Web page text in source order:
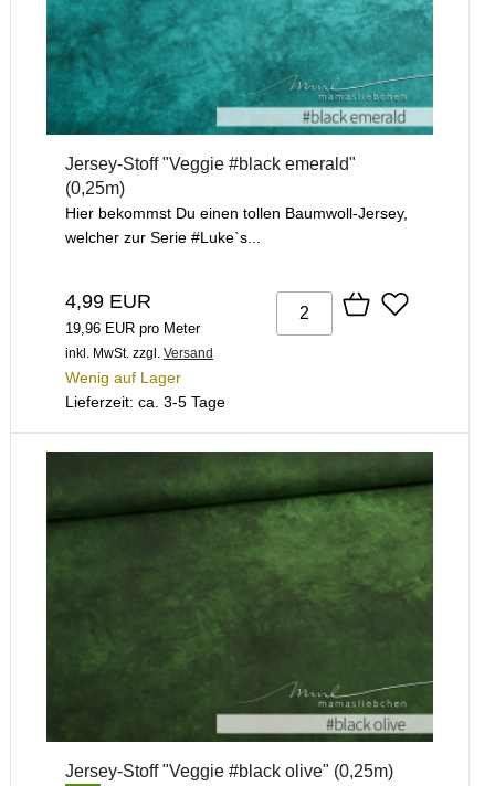
Jersey-Stoff "Veggie #black emerald"
(0,25m)
Hier bekommst Du einen tollen Baumwoll-Jersey,
welcher zur Serie #Luke`s...
4,99 EUR
19,96 EUR pro Meter
inkl. MwSt. zzgl. Versand
Wenig auf Lager
Lieferzeit: ca. 3-5 Tage
Jersey-Stoff "Veggie #black olive" (0,25m)